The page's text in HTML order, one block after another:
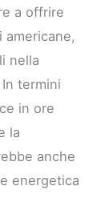
a offrire
nella
termini
in ore
la
anche
energetica